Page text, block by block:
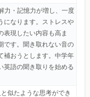
力・記憶力が増し、一度
になります。ストレスや
表現したい内容も高ま
です。聞き取れない音の
補おうとします。中学年
英語の聞き取りを始める
似たような思考ができ